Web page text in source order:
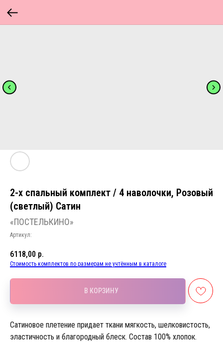
2-х спальный комплект / 4 наволочки, Розовый
(светлый) Сатин
«ПОСТЕЛЬКИНО»
Артикул:
6118,00 р.
Стоимость комплектов по размерам не учтённым в каталоге
В КОРЗИНУ
Сатиновое плетение придает ткани мягкость, шелковистость,
эластичность и благородный блеск. Состав 100% хлопок.